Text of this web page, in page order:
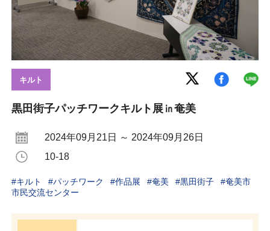
イベント ギャラリー お問い合わせ
協会について ログイン
キルト
黒田街子パッチワークキルト展㏌奄美
2024年09月21日 ～ 2024年09月26日
10-18
#キルト #パッチワーク #作品展 #奄美 #黒田街子 #奄美市
市民交流センター